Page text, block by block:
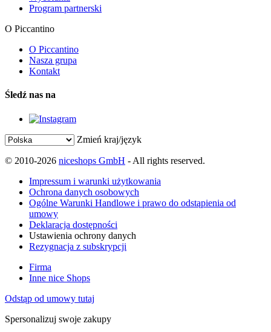
Program partnerski
O Piccantino
O Piccantino
Nasza grupa
Kontakt
Śledź nas na
Zmień kraj/język
© 2010-2026 niceshops GmbH - All rights reserved.
Impressum i warunki użytkowania
Ochrona danych osobowych
Ogólne Warunki Handlowe i prawo do odstąpienia od
umowy
Deklaracja dostępności
Ustawienia ochrony danych
Rezygnacja z subskrypcji
Firma
Inne nice Shops
Odstąp od umowy tutaj
Spersonalizuj swoje zakupy